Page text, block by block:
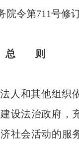
院令第711号修
总 则
人和其他组织
设法治政府，
社会活动的服